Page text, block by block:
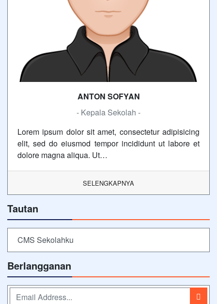
ANTON SOFYAN
- Kepala Sekolah -
Lorem ipsum dolor sit amet, consectetur adipisicing
elit, sed do eiusmod tempor incididunt ut labore et
dolore magna aliqua. Ut…
SELENGKAPNYA
Tautan
CMS Sekolahku
Berlangganan